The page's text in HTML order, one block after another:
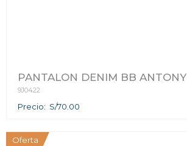
PANTALON DENIM BB ANTONY
9J0422
Precio: S/70.00
Oferta